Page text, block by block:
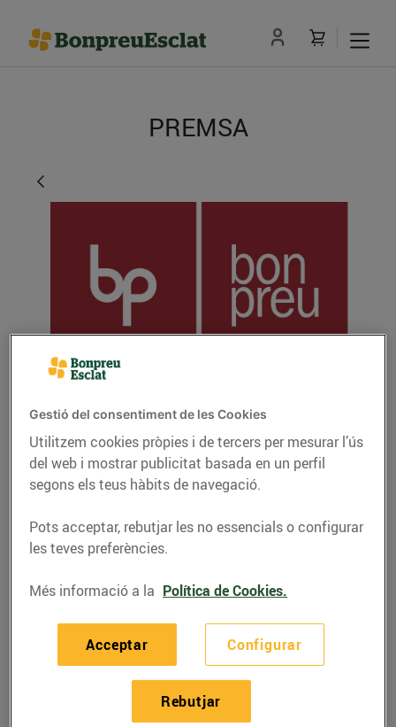
PREMSA
Bon Preu tanca el
primer semestre de
2017 amb un
creixement del 9,9%
08/de setembre/2017
El grup arriba als 591M€ de
facturació entre març i agost de
aquest semestre supera els 60
M€
, propietari de les cadenes de distribució
Gestió del consentiment de les Cookies
Utilitzem cookies pròpies i de tercers per mesurar l’ús
del web i mostrar publicitat basada en un perfil
segons els teus hàbits de navegació.
Pots acceptar, rebutjar les no essencials o configurar
les teves preferències.
Més informació a la Política de Cookies.
Configurar
Rebutjar
Acceptar